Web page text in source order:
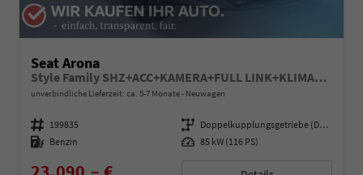
Seat Arona
Style Family SHZ+ACC+KAMERA+FULL LINK+KLIMA+LED+16" ALU
unverbindliche Lieferzeit: ca. 5-7 Monate Neuwagen
Fahrzeugnummer 199835 Getriebe
Doppelkupplungsgetriebe (DSG)
Kraftstoff Benzin Leistung 85 kW (116 PS)